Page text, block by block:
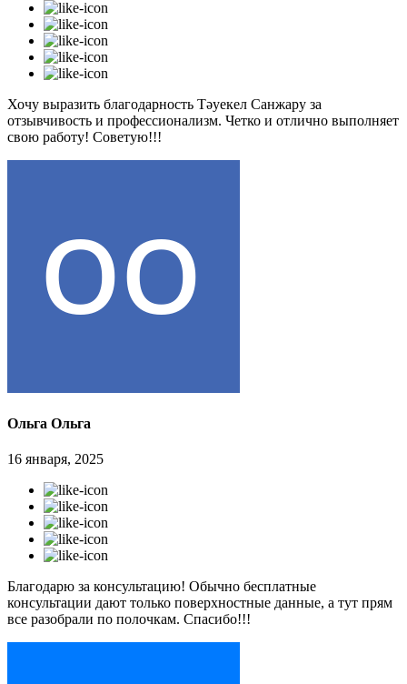
Хочу выразить благодарность Тәуекел Санжару за
отзывчивость и профессионализм. Четко и отлично выполняет
свою работу! Советую!!!
Ольга Ольга
16 января, 2025
Благодарю за консультацию! Обычно бесплатные
консультации дают только поверхностные данные, а тут прям
все разобрали по полочкам. Спасибо!!!